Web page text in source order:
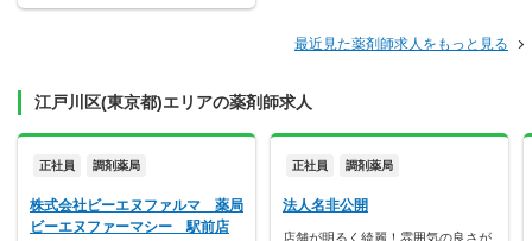
最近見た薬剤師求人をもっと見る
江戸川区(東京都)エリアの薬剤師求人
正社員 調剤薬局
株式会社ビーエヌファルマ 薬局
ビーエヌファーマシー 駅前店
正社員 調剤薬局
法人名非公開
店舗が明るく綺麗！雰囲気の良さが